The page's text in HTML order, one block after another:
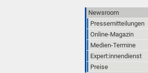
Newsroom
Pressemitteilungen
Online-Magazin
Medien-Termine
Expert:innendienst
Preise